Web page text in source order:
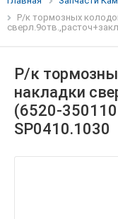
Р/к тормозных
Р/к
накладки
(6520-
SP0410.1030